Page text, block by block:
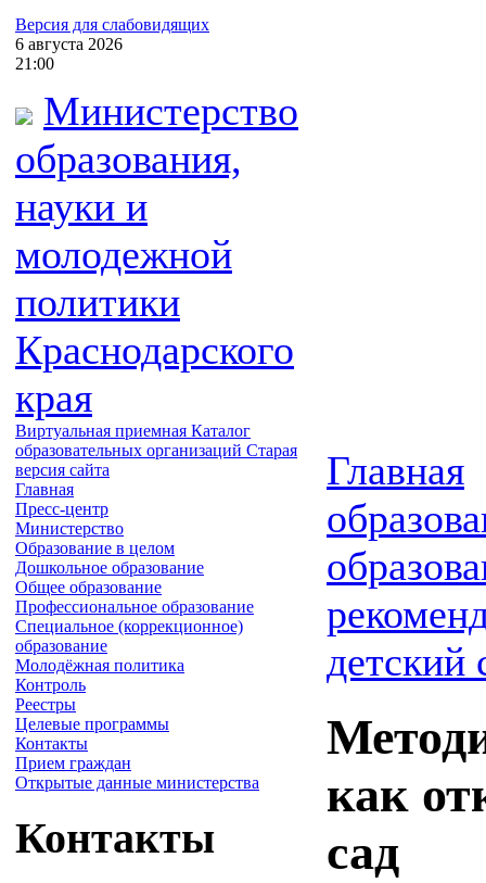
Версия для слабовидящих
6 августа 2026
21:00
Министерство
образования,
науки и
молодежной
политики
Краснодарского
края
Виртуальная приемная Каталог
образовательных организаций Старая
версия сайта
Главная
Пресс-центр
Министерство
Образование в целом
Дошкольное образование
Общее образование
Профессиональное образование
Специальное (коррекционное)
образование
Молодёжная политика
Контроль
Реестры
Целевые программы
Контакты
Прием граждан
Открытые данные министерства
Контакты
Главная
детский
как
сад